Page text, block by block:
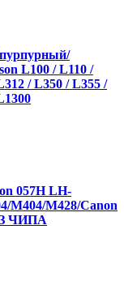
L100 / L110 /
/ L350 / L355 /
057H LH-
M404/M428/Canon
ЧИПА